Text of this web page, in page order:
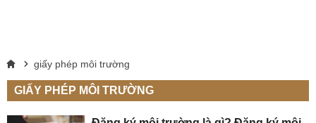
giấy phép môi trường
GIẤY PHÉP MÔI TRƯỜNG